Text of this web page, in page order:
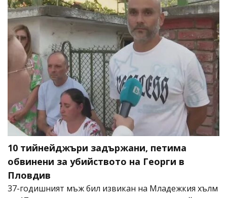
10 тийнейджъри задържани, петима
обвинени за убийството на Георги в
Пловдив
37-годишният мъж бил извикан на Младежкия хълм